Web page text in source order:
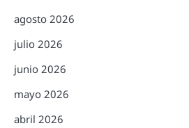
agosto 2026
julio 2026
junio 2026
mayo 2026
abril 2026